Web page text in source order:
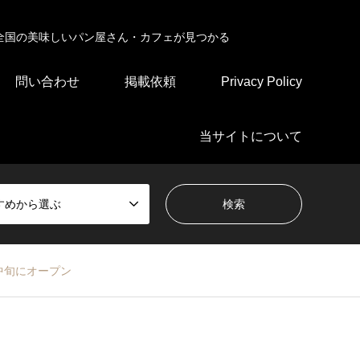
の美味しいパン屋さん・カフェが見つかる
問い合わせ 掲載依頼 Privacy Policy
当サイトについて
めから選ぶ
にオープン